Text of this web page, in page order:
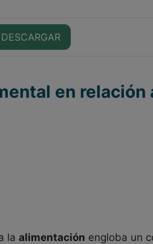
en relación
la alimentación engloba un